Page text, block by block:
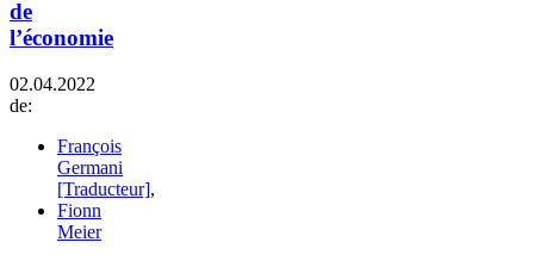
de
l’économie
02.04.2022
de:
François
Germani
[Traducteur],
Fionn
Meier